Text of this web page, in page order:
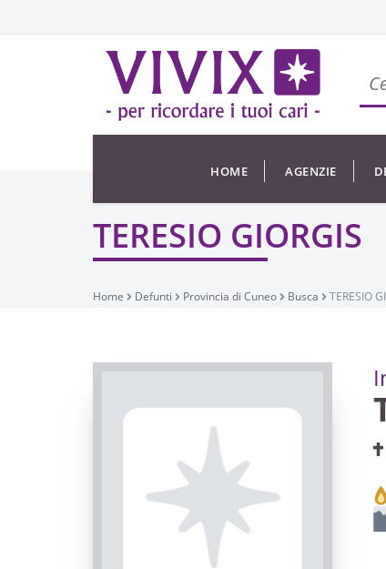
HOME AGENZIE
TERESIO GIORGIS
Home Defunti Provincia di Cuneo Busca TERESIO